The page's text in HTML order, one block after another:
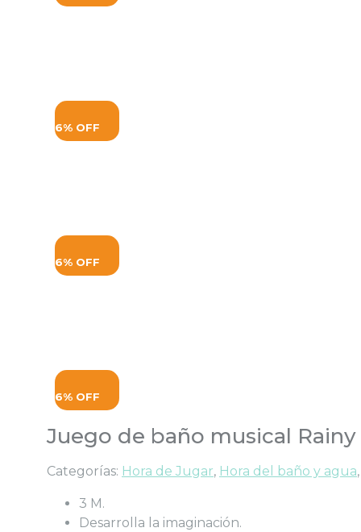
6% OFF
6% OFF
6% OFF
Juego de baño musical Rainy
Categorías: Hora de Jugar, Hora del baño y agua
3 M.
Desarrolla la imaginación.